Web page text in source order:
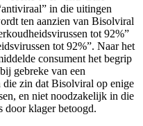
in die uitingen
ten aanzien van Bisolviral
tot 92%”
tot 92%”. Naar het
consument het begrip
gebreke van een
zin dat Bisolviral op enige
en niet noodzakelijk in die
door klager betoogd.